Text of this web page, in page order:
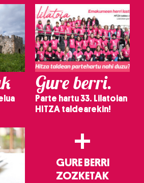
Gure berri.
Parte hartu 33. Lilatoian
HITZA taldearekin!
+
GURE BERRI
ZOZKETAK